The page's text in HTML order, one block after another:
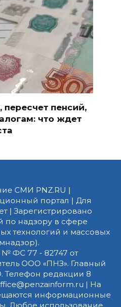
пенсий,
что ждет
СМИ PNZ.RU |
портал | Для
| Зарегистрировано
по надзору в сфере
технологий и массовых
№ ФС 77 - 82747 от
ООО «ПНЗ». Главный
Телефон редакции 8
| На
информационные
Любое использование